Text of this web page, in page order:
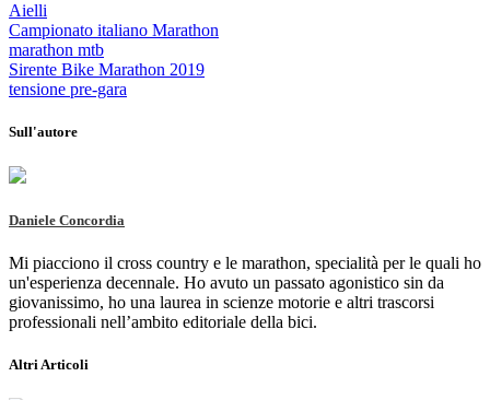
Aielli
Campionato italiano Marathon
marathon mtb
Sirente Bike Marathon 2019
tensione pre-gara
Sull'autore
Daniele Concordia
Mi piacciono il cross country e le marathon, specialità per le quali ho
un'esperienza decennale. Ho avuto un passato agonistico sin da
giovanissimo, ho una laurea in scienze motorie e altri trascorsi
professionali nell’ambito editoriale della bici.
Altri Articoli